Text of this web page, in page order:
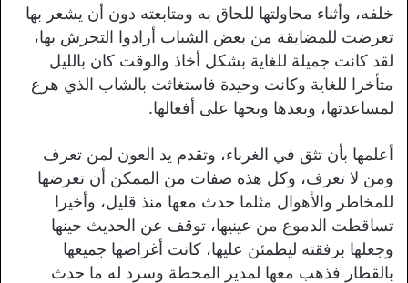
خلفه، وأثناء محاولتها للحاق به ومتابعته دون أن يشعر بها
تعرضت للمضايقة من بعض الشباب أرادوا التحرش بها،
لقد كانت جميلة للغاية بشكل أخاذ والوقت كان بالليل
متأخرا للغاية وكانت وحيدة فاستغاثت بالشاب الذي هرع
لمساعدتها، وبعدها وبخها على أفعالها.
أعلمها بأن تثق في الغرباء، وتقدم يد العون لمن تعرف
ومن لا تعرف، وكل هذه صفات من الممكن أن تعرضها
للمخاطر والأهوال مثلما حدث معها منذ قليل، وأخيرا
تساقطت الدموع من عينيها، توقف عن الحديث حينها
وجعلها برفقته ليطمئن عليها، كانت أغراضها جميعها
بالقطار فذهب معها لمدير المحطة وسرد له ما حدث